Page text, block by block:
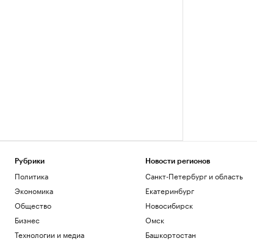
Рубрики
Политика
Экономика
Общество
Бизнес
Технологии и медиа
Новости регионов
Санкт-Петербург и область
Екатеринбург
Новосибирск
Омск
Башкортостан